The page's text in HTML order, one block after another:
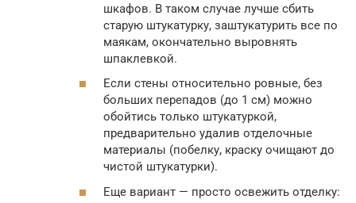
шкафов. В таком случае лучше сбить
старую штукатурку, заштукатурить все по
маякам, окончательно выровнять
шпаклевкой.
Если стены относительно ровные, без
больших перепадов (до 1 см) можно
обойтись только штукатуркой,
предварительно удалив отделочные
материалы (побелку, краску очищают до
чистой штукатурки).
Еще вариант — просто освежить отделку: